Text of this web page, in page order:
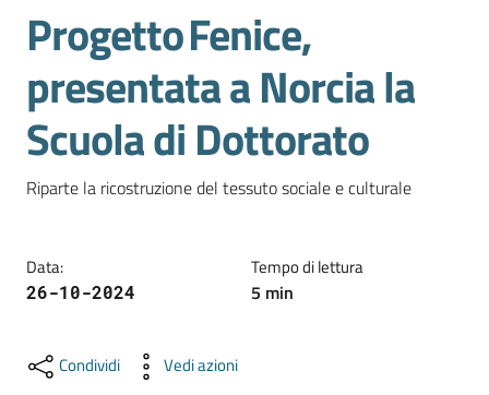
Avviare
l'Impresa
Gestire
Promuovere
e
Salta al contenuto
Progetto Fenice,
presentata a Norcia la
Scuola di Dottorato
Riparte la ricostruzione del tessuto sociale e culturale
Data:
26-10-2024
Tempo di lettura
5 min
Condividi Vedi azioni